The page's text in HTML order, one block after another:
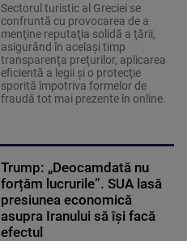
Sectorul turistic al Greciei se
confruntă cu provocarea de a
menţine reputaţia solidă a ţării,
asigurând în acelaşi timp
transparenţa preţurilor, aplicarea
eficientă a legii şi o protecţie
sporită împotriva formelor de
fraudă tot mai prezente în online.
Trump: „Deocamdată nu
forțăm lucrurile”. SUA lasă
presiunea economică
asupra Iranului să își facă
efectul